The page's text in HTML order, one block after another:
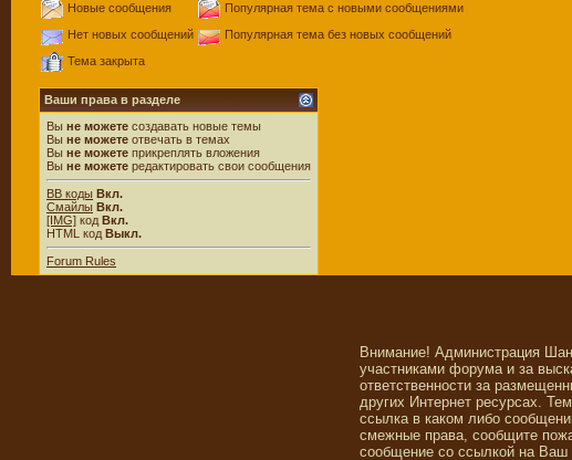
Новые сообщения
Популярная тема с новыми сообщениями
Нет новых сообщений
Популярная тема без новых сообщений
Тема закрыта
Ваши права в разделе
Вы не можете создавать новые темы
Вы не можете отвечать в темах
Вы не можете прикреплять вложения
Вы не можете редактировать свои сообщения
BB коды Вкл.
Смайлы Вкл.
[IMG] код Вкл.
HTML код Выкл.
Forum Rules
Внимание! Администрация
участниками форума и за
ответственности за
других Интернет ресурсах.
ссылка в каком либо
смежные права, сообщите
сообщение со ссылкой на Ваш